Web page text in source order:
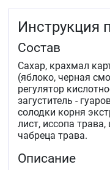
Инструкция
Состав
Сахар, крахмал
(яблоко, черная
регулятор
загуститель -
солодки корня
лист, иссопа
чабреца трава.
Описание